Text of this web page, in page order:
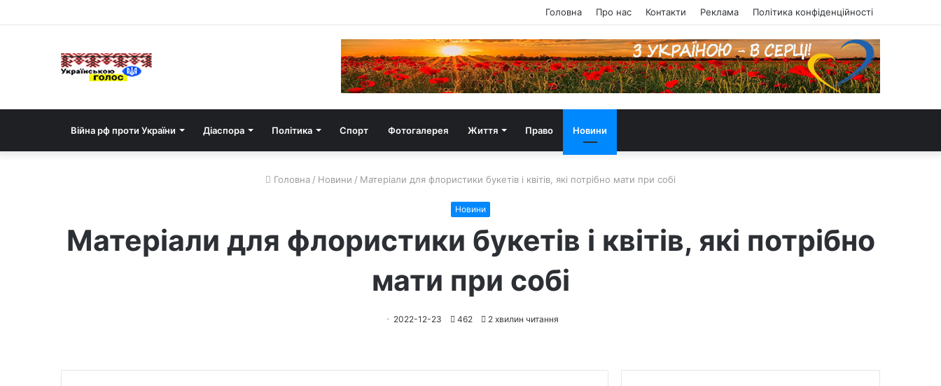
Головна Про нас Контакти Реклама Політика конфіденційності
Війна рф проти України Діаспора Політика Спорт Фотогалерея Життя Право Новини
Головна / Новини / Матеріали для флористики букетів і квітів, які потрібно мати при собі
Новини
Матеріали для флористики букетів і квітів, які потрібно
мати при собі
2022-12-23 462 2 хвилин читання